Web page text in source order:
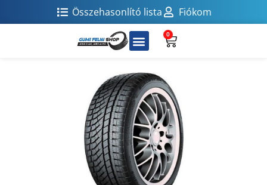
Összehasonlító lista Fiókom
0